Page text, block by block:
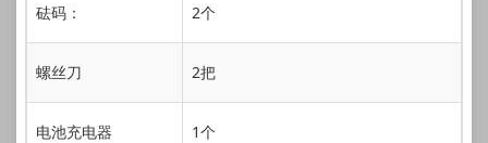
砝码： 2个
螺丝刀 2把
电池充电器 1个